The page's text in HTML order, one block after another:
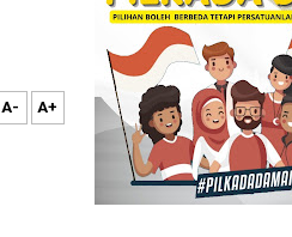
A- A+